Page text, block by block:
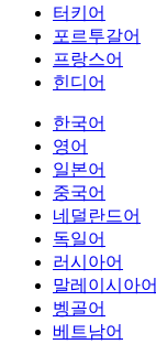
터키어
포르투갈어
프랑스어
힌디어
한국어
영어
일본어
중국어
네덜란드어
독일어
러시아어
말레이시아어
벵골어
베트남어